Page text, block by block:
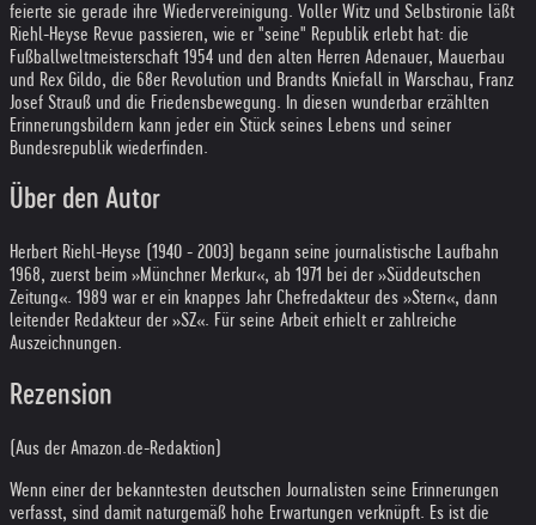
feierte sie gerade ihre Wiedervereinigung. Voller Witz und Selbstironie läßt
Riehl-Heyse Revue passieren, wie er "seine" Republik erlebt hat: die
Fußballweltmeisterschaft 1954 und den alten Herren Adenauer, Mauerbau
und Rex Gildo, die 68er Revolution und Brandts Kniefall in Warschau, Franz
Josef Strauß und die Friedensbewegung. In diesen wunderbar erzählten
Erinnerungsbildern kann jeder ein Stück seines Lebens und seiner
Bundesrepublik wiederfinden.
Über den Autor
Herbert Riehl-Heyse (1940 - 2003) begann seine journalistische Laufbahn
1968, zuerst beim »Münchner Merkur«, ab 1971 bei der »Süddeutschen
Zeitung«. 1989 war er ein knappes Jahr Chefredakteur des »Stern«, dann
leitender Redakteur der »SZ«. Für seine Arbeit erhielt er zahlreiche
Auszeichnungen.
Rezension
(Aus der Amazon.de-Redaktion)
Wenn einer der bekanntesten deutschen Journalisten seine Erinnerungen
verfasst, sind damit naturgemäß hohe Erwartungen verknüpft. Es ist die